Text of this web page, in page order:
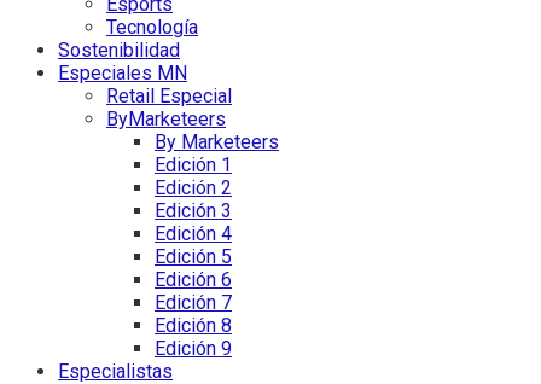
Tecnología
Sostenibilidad
Especiales MN
Retail Especial
ByMarketeers
By Marketeers
Edición 1
Edición 2
Edición 3
Edición 4
Edición 5
Edición 6
Edición 7
Edición 8
Edición 9
Especialistas